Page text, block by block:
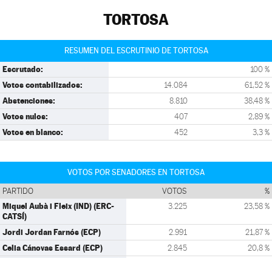
TORTOSA
RESUMEN DEL ESCRUTINIO DE TORTOSA
Escrutado: 100 %
Votos contabilizados: 14.084 61,52 %
Abstenciones: 8.810 38,48 %
Votos nulos: 407 2,89 %
Votos en blanco: 452 3,3 %
VOTOS POR SENADORES EN TORTOSA
PARTIDO VOTOS %
Miquel Aubà i Fleix (IND) (ERC-
CATSÍ)
3.225 23,58 %
Jordi Jordan Farnós (ECP) 2.991 21,87 %
Celia Cánovas Essard (ECP) 2.845 20,8 %